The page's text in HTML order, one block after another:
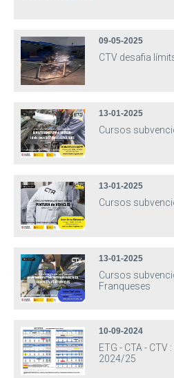
09-05-2025
CTV desafia
13-01-2025
Cursos
13-01-2025
Cursos
13-01-2025
Cursos
Franqueses
10-09-2024
ETG - CTA -
2024/25